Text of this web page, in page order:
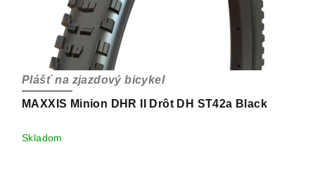
MAXXIS Minion DHR II Drôt DH ST42a Black
Plášť na zjazdový bicykel
Skladom